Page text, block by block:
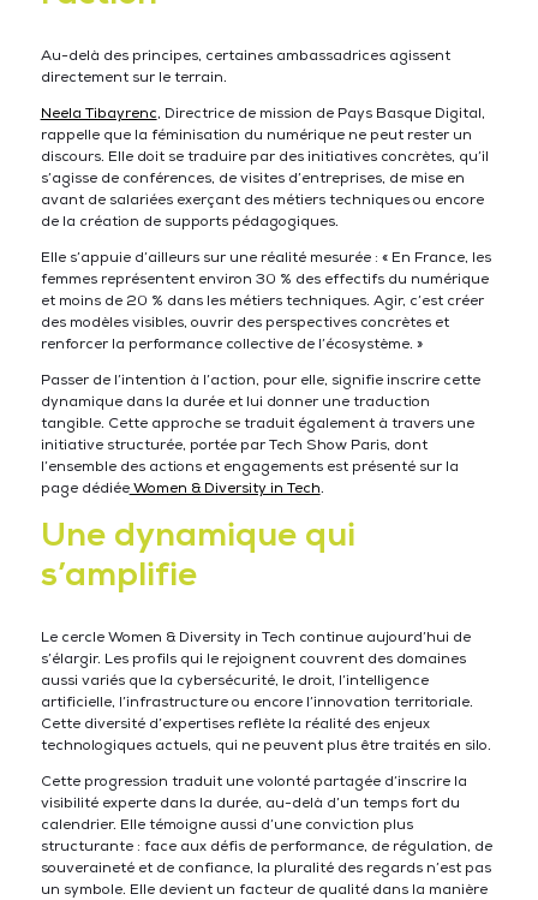
Au-delà des principes, certaines ambassadrices agissent
directement sur le terrain.
Neela Tibayrenc, Directrice de mission de Pays Basque Digital,
rappelle que la féminisation du numérique ne peut rester un
discours. Elle doit se traduire par des initiatives concrètes, qu’il
s’agisse de conférences, de visites d’entreprises, de mise en
avant de salariées exerçant des métiers techniques ou encore
de la création de supports pédagogiques.
Elle s’appuie d’ailleurs sur une réalité mesurée : « En France, les
femmes représentent environ 30 % des effectifs du numérique
et moins de 20 % dans les métiers techniques. Agir, c’est créer
des modèles visibles, ouvrir des perspectives concrètes et
renforcer la performance collective de l’écosystème. »
Passer de l’intention à l’action, pour elle, signifie inscrire cette
dynamique dans la durée et lui donner une traduction
tangible. Cette approche se traduit également à travers une
initiative structurée, portée par Tech Show Paris, dont
l’ensemble des actions et engagements est présenté sur la
page dédiéeWomen & Diversity in Tech.
Une dynamique qui
s’amplifie
Le cercle Women & Diversity in Tech continue aujourd’hui de
s’élargir. Les profils qui le rejoignent couvrent des domaines
aussi variés que la cybersécurité, le droit, l’intelligence
artificielle, l’infrastructure ou encore l’innovation territoriale.
Cette diversité d’expertises reflète la réalité des enjeux
technologiques actuels, qui ne peuvent plus être traités en silo.
Cette progression traduit une volonté partagée d’inscrire la
visibilité experte dans la durée, au-delà d’un temps fort du
calendrier. Elle témoigne aussi d’une conviction plus
structurante : face aux défis de performance, de régulation, de
souveraineté et de confiance, la pluralité des regards n’est pas
un symbole. Elle devient un facteur de qualité dans la manière